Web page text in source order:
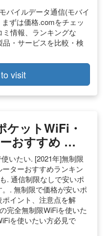
バイルデータ通信(モバイ
ずは価格.comをチェッ
情報、ランキングな
・サービスを比較・検
visit
ケットWiFi・
おすすめ …
いたい. [2021年]無制限
ターおすすめランキン
. 通信制限なしで安いポ
. 無制限で価格が安いポ
イント、注意点を解
完全無制限WiFiを使いた
を使いたい方必見で